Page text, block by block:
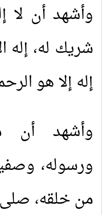
وأشهد أن لا
شريك له، إله
إله إلا هو
وأشهد أن
ورسوله،
من خلقه، صلى